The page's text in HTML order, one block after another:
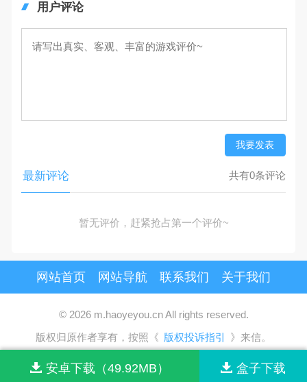
用户评论
我要发表
最新评论 共有0条评论
暂无评价，赶紧抢占第一个评价~
网站首页 网站导航 联系我们 关于我们
© 2026 m.haoyeyou.cn All rights reserved.
版权归原作者享有，按照《 版权投诉指引 》来信。
安卓下载（49.92MB） 盒子下载